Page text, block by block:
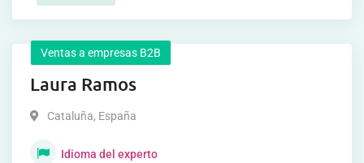
Ventas a empresas B2B
Laura Ramos
Cataluña, España
Idioma del experto